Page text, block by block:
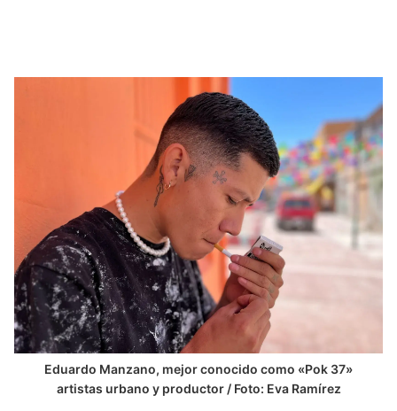
Eduardo Manzano, mejor conocido como «Pok 37»
artistas urbano y productor / Foto: Eva Ramírez